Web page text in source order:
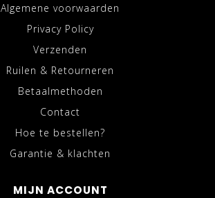
Algemene voorwaarden
Privacy Policy
Verzenden
Ruilen & Retourneren
Betaalmethoden
Contact
Hoe te bestellen?
Garantie & klachten
MIJN ACCOUNT